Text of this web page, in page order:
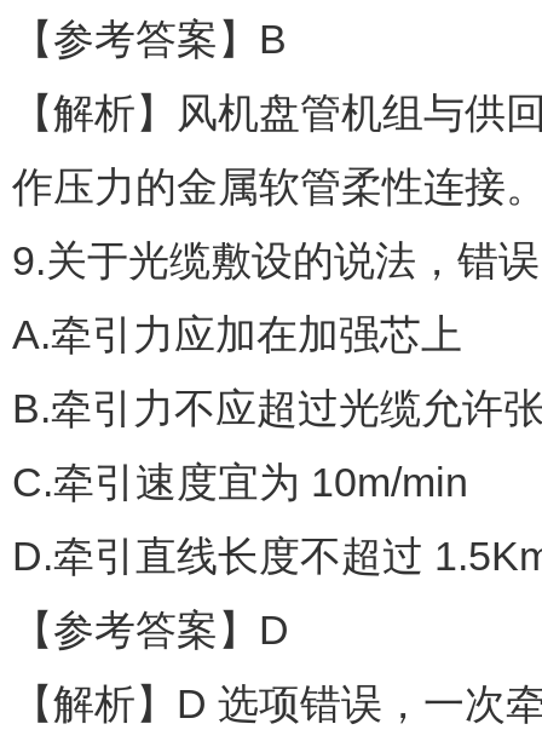
【参考答案】B
【解析】风机盘管机组与供
作压力的金属软管柔性连接
9.关于光缆敷设的说法，错
A.牵引力应加在加强芯上
B.牵引力不应超过光缆允许
C.牵引速度宜为 10m/min
D.牵引直线长度不超过
【参考答案】D
【解析】D 选项错误，一次